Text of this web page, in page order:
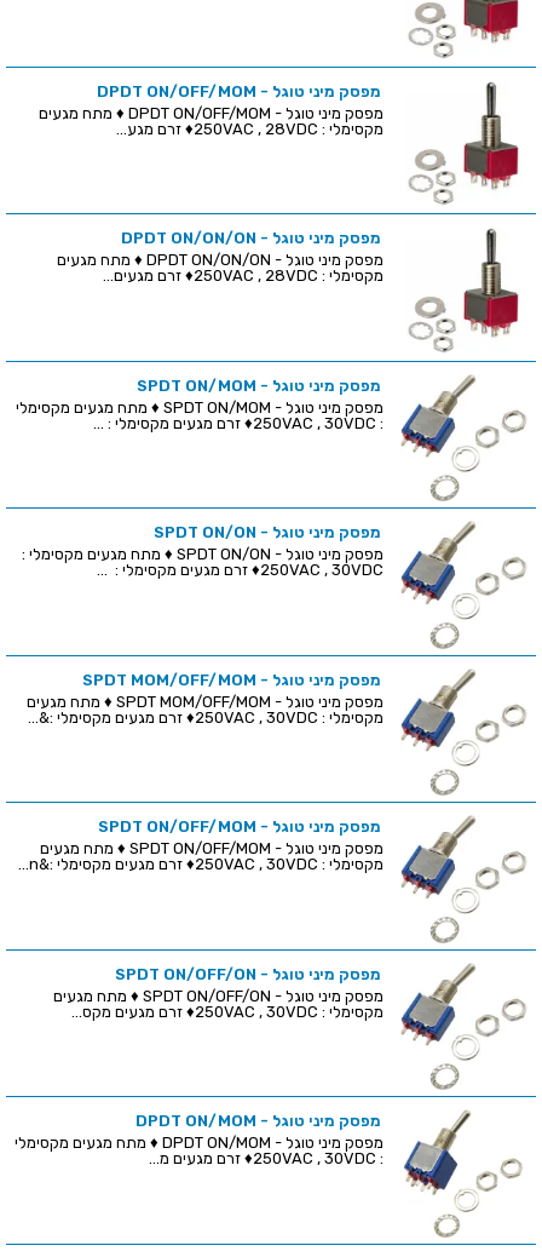
מפסק מיני טוגל - DPDT ON/OFF/MOM
מפסק מיני טוגל - DPDT ON/OFF/MOM ♦ מתח מגעים
מקסימלי : 250VAC , 28VDC♦ זרם מגע...
מפסק מיני טוגל - DPDT ON/ON/ON
מפסק מיני טוגל - DPDT ON/ON/ON ♦ מתח מגעים
מקסימלי : 250VAC , 28VDC♦ זרם מגעים...
מפסק מיני טוגל - SPDT ON/MOM
מפסק מיני טוגל - SPDT ON/MOM ♦ מתח מגעים מקסימלי
: 250VAC , 30VDC♦ זרם מגעים מקסימלי : ...
מפסק מיני טוגל - SPDT ON/ON
מפסק מיני טוגל - SPDT ON/ON ♦ מתח מגעים מקסימלי :
250VAC , 30VDC♦ זרם מגעים מקסימלי : ...
מפסק מיני טוגל - SPDT MOM/OFF/MOM
מפסק מיני טוגל - SPDT MOM/OFF/MOM ♦ מתח מגעים
מקסימלי : 250VAC , 30VDC♦ זרם מגעים מקסימלי :&...
מפסק מיני טוגל - SPDT ON/OFF/MOM
מפסק מיני טוגל - SPDT ON/OFF/MOM ♦ מתח מגעים
מקסימלי : 250VAC , 30VDC♦ זרם מגעים מקסימלי :&n...
מפסק מיני טוגל - SPDT ON/OFF/ON
מפסק מיני טוגל - SPDT ON/OFF/ON ♦ מתח מגעים
מקסימלי : 250VAC , 30VDC♦ זרם מגעים מקס...
מפסק מיני טוגל - DPDT ON/MOM
מפסק מיני טוגל - DPDT ON/MOM ♦ מתח מגעים מקסימלי
: 250VAC , 30VDC♦ זרם מגעים מ...